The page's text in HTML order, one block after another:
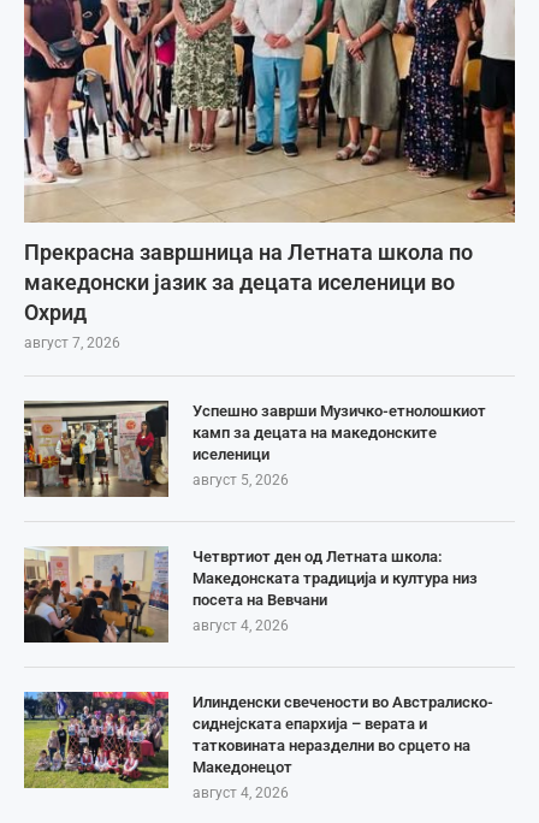
Прекрасна завршница на Летната школа по
македонски јазик за децата иселеници во
Охрид
август 7, 2026
Успешно заврши Музичко-етнолошкиот
камп за децата на македонските
иселеници
август 5, 2026
Четвртиот ден од Летната школа:
Македонската традиција и култура низ
посета на Вевчани
август 4, 2026
Илинденски свечености во Австралиско-
сиднејската епархија – верата и
татковината неразделни во срцето на
Македонецот
август 4, 2026